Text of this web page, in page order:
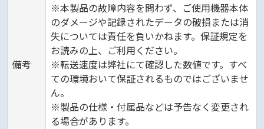
備考
※本製品の故障内容を問わず、ご使用機器本体
のダメージや記録されたデータの破損または消
失については責任を負いかねます。保証規定を
お読みの上、ご利用ください。
※転送速度は弊社にて確認した数値です。すべ
ての環境おいて保証されるものではございませ
ん。
※製品の仕様・付属品などは予告なく変更され
る場合があります。